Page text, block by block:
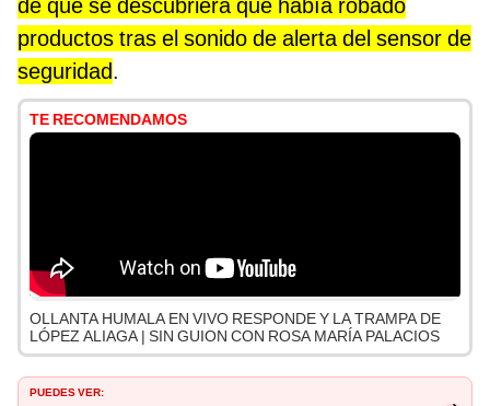
de que se descubriera que había robado
productos tras el sonido de alerta del sensor de
seguridad.
TE RECOMENDAMOS
OLLANTA HUMALA EN VIVO RESPONDE Y LA TRAMPA DE
LÓPEZ ALIAGA | SIN GUION CON ROSA MARÍA PALACIOS
PUEDES VER: